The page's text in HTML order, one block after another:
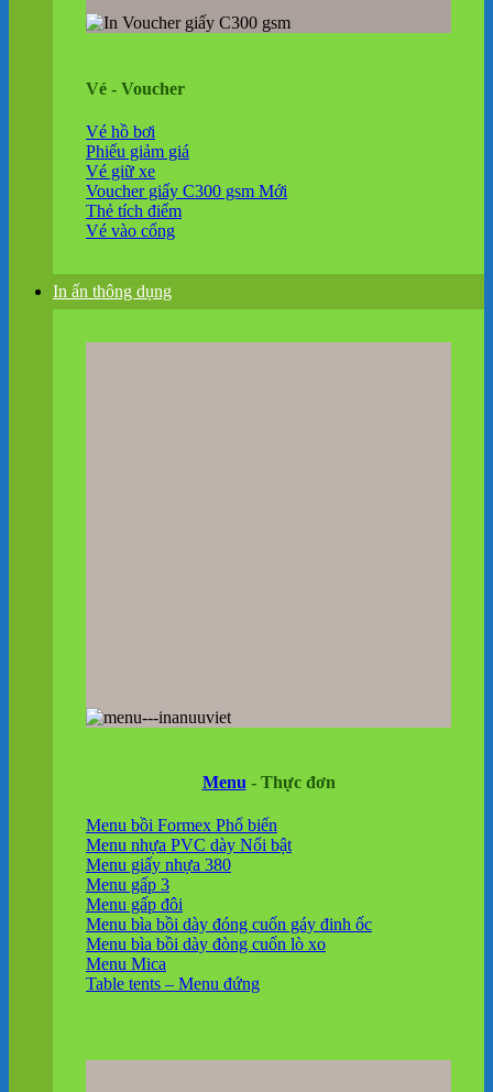
Vé - Voucher
Vé hồ bơi
Phiếu giảm giá
Vé giữ xe
Voucher giấy C300 gsm
Thẻ tích điểm
Vé vào cổng
In ấn thông dụng
Menu - Thực đơn
Menu bồi Formex
Menu nhựa PVC dày
Menu giấy nhựa 380
Menu gấp 3
Menu gấp đôi
Menu bìa bồi dày đóng cuốn gáy đinh ốc
Menu bìa bồi dày đòng cuốn lò xo
Menu Mica
Table tents – Menu đứng